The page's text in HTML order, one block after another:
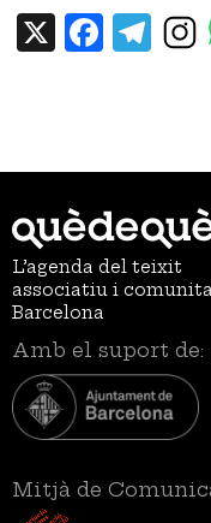
X
L’agenda del teixit
associatiu i
Barcelona
Amb el suport de:
Mitjà de